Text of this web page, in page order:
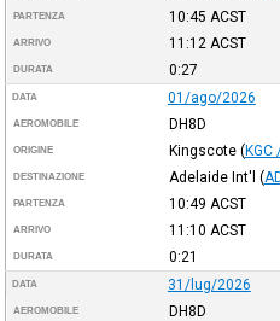
PARTENZA 10:45 ACST
ARRIVO 11:12 ACST
DURATA 0:27
DATA 01/ago/2026
AEROMOBILE DH8D
ORIGINE Kingscote (KGC
DESTINAZIONE Adelaide Int'l (
PARTENZA 10:49 ACST
ARRIVO 11:10 ACST
DURATA 0:21
DATA 31/lug/2026
AEROMOBILE DH8D